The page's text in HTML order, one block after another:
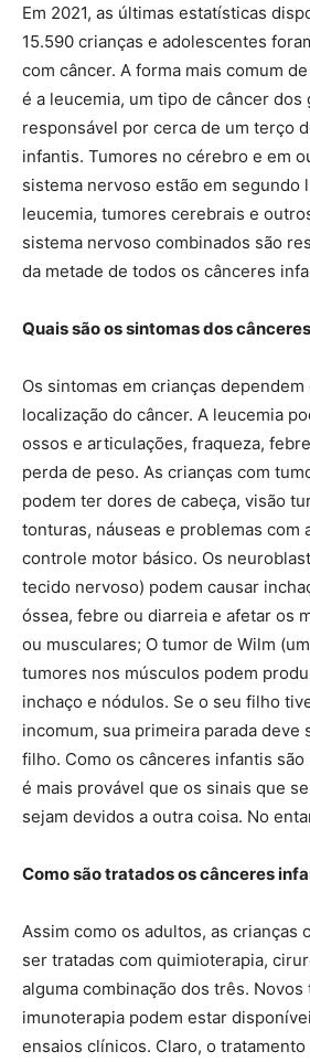
Em 2021, as últimas estatísticas
15.590 crianças e adolescentes
com câncer. A forma mais comum
é a leucemia, um tipo de câncer dos
responsável por cerca de um terço
infantis. Tumores no cérebro e em
sistema nervoso estão em segundo
leucemia, tumores cerebrais e
sistema nervoso combinados são
da metade de todos os cânceres
Quais são os sintomas dos
Os sintomas em crianças
localização do câncer. A leucemia
ossos e articulações, fraqueza,
perda de peso. As crianças com
podem ter dores de cabeça, visão
tonturas, náuseas e problemas com
controle motor básico. Os
tecido nervoso) podem causar
óssea, febre ou diarreia e afetar os
ou musculares; O tumor de Wilm
tumores nos músculos podem
inchaço e nódulos. Se o seu filho
incomum, sua primeira parada deve
filho. Como os cânceres infantis
é mais provável que os sinais que
sejam devidos a outra coisa. No
Como são tratados os cânceres
Assim como os adultos, as crianças
ser tratadas com quimioterapia,
alguma combinação dos três. Novos
imunoterapia podem estar
ensaios clínicos. Claro, o